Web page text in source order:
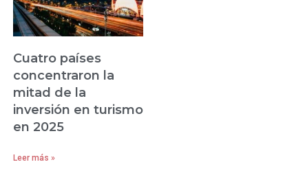
Cuatro países
concentraron la
mitad de la
inversión en turismo
en 2025
Leer más »